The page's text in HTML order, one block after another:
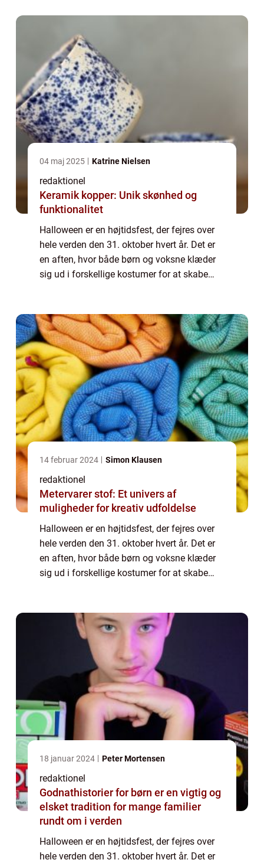
04 maj 2025 Katrine Nielsen
redaktionel
Keramik kopper: Unik skønhed og
funktionalitet
Halloween er en højtidsfest, der fejres over
hele verden den 31. oktober hvert år. Det er
en aften, hvor både børn og voksne klæder
sig ud i forskellige kostumer for at skabe
14 februar 2024 Simon Klausen
redaktionel
Metervarer stof: Et univers af
muligheder for kreativ udfoldelse
Halloween er en højtidsfest, der fejres over
hele verden den 31. oktober hvert år. Det er
en aften, hvor både børn og voksne klæder
sig ud i forskellige kostumer for at skabe
18 januar 2024 Peter Mortensen
redaktionel
Godnathistorier for børn er en vigtig og
elsket tradition for mange familier
rundt om i verden
Halloween er en højtidsfest, der fejres over
hele verden den 31. oktober hvert år. Det er